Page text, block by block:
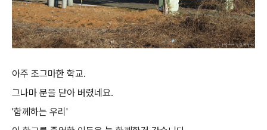
아주 조그마한 학교.
그나마 문을 닫아 버렸네요.
'함께하는 우리'